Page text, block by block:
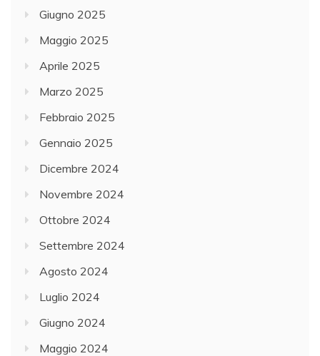
Giugno 2025
Maggio 2025
Aprile 2025
Marzo 2025
Febbraio 2025
Gennaio 2025
Dicembre 2024
Novembre 2024
Ottobre 2024
Settembre 2024
Agosto 2024
Luglio 2024
Giugno 2024
Maggio 2024